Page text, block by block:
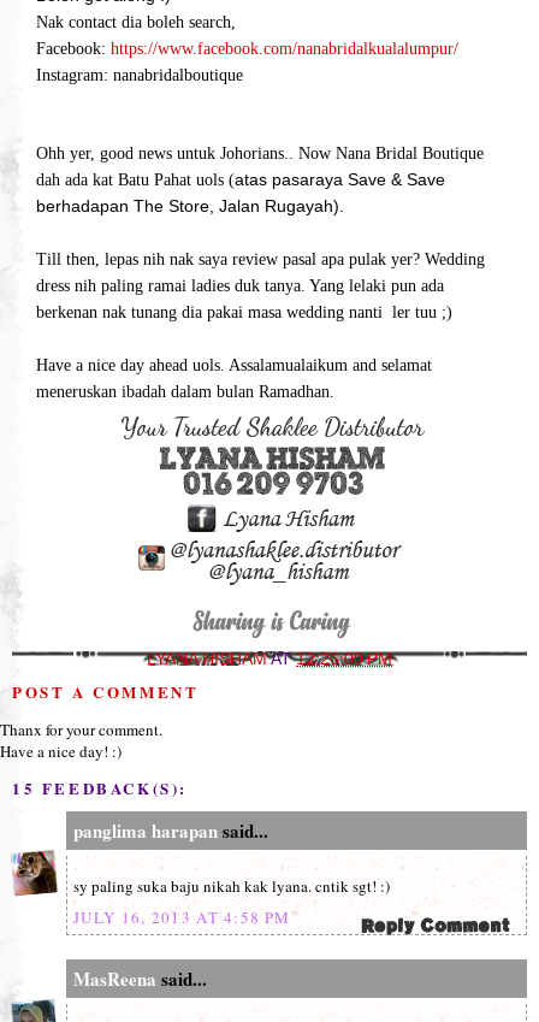
Nak contact dia boleh search,
Facebook: https://www.facebook.com/nanabridalkualalumpur/
Instagram: nanabridalboutique
Ohh yer, good news untuk Johorians.. Now Nana Bridal Boutique
dah ada kat Batu Pahat uols (atas pasaraya Save & Save
berhadapan The Store, Jalan Rugayah).
Till then, lepas nih nak saya review pasal apa pulak yer? Wedding
dress nih paling ramai ladies duk tanya. Yang lelaki pun ada
berkenan nak tunang dia pakai masa wedding nanti ler tuu ;)
Have a nice day ahead uols. Assalamualaikum and selamat
meneruskan ibadah dalam bulan Ramadhan.
LYANA HISHAMAT12:26:00 PM
POST A COMMENT
Thanx for your comment.
Have a nice day! :)
15 FEEDBACK(S):
panglima harapansaid...
sy paling suka baju nikah kak lyana. cntik sgt! :)
JULY 16, 2013 AT 4:58 PM
MasReena said...